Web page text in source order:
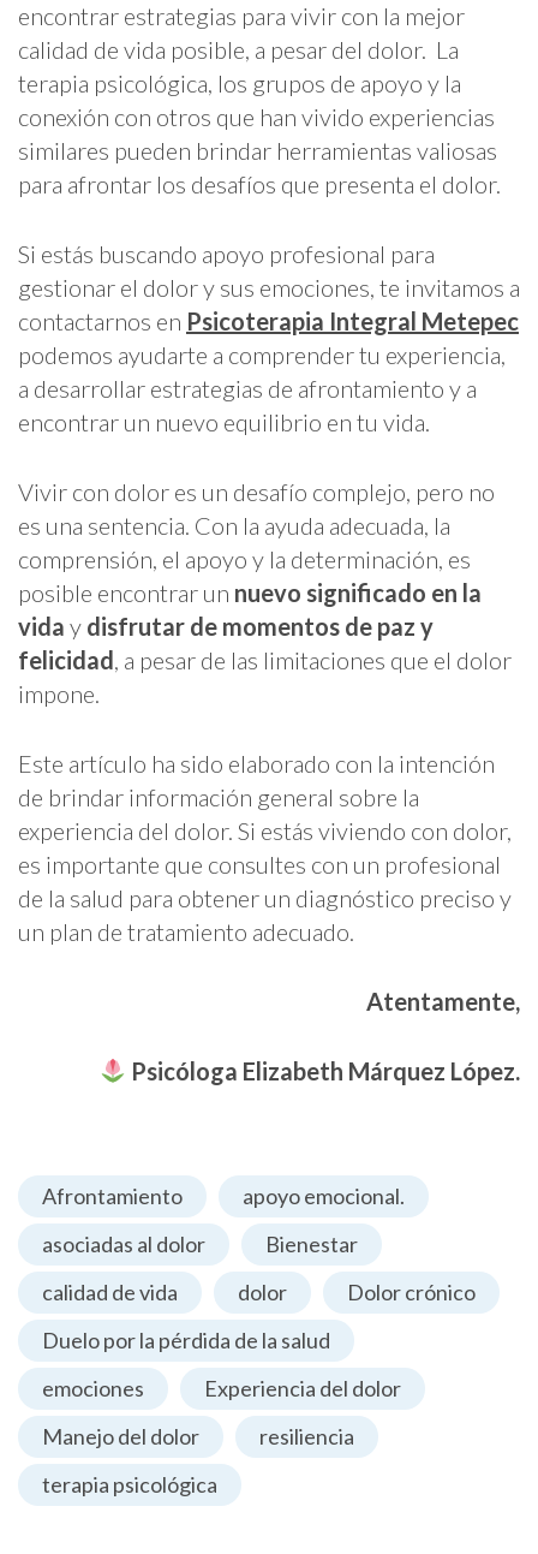
encontrar estrategias para vivir con la mejor
calidad de vida posible, a pesar del dolor. La
terapia psicológica, los grupos de apoyo y la
conexión con otros que han vivido experiencias
similares pueden brindar herramientas valiosas
para afrontar los desafíos que presenta el dolor.
Si estás buscando apoyo profesional para
gestionar el dolor y sus emociones, te invitamos a
contactarnos en Psicoterapia Integral Metepec
podemos ayudarte a comprender tu experiencia,
a desarrollar estrategias de afrontamiento y a
encontrar un nuevo equilibrio en tu vida.
Vivir con dolor es un desafío complejo, pero no
es una sentencia. Con la ayuda adecuada, la
comprensión, el apoyo y la determinación, es
posible encontrar un nuevo significado en la
vida y disfrutar de momentos de paz y
felicidad, a pesar de las limitaciones que el dolor
impone.
Este artículo ha sido elaborado con la intención
de brindar información general sobre la
experiencia del dolor. Si estás viviendo con dolor,
es importante que consultes con un profesional
de la salud para obtener un diagnóstico preciso y
un plan de tratamiento adecuado.
Atentamente,
Psicóloga Elizabeth Márquez López.
Afrontamiento
apoyo emocional.
asociadas al dolor
Bienestar
calidad de vida
dolor
Dolor crónico
Duelo por la pérdida de la salud
emociones
Experiencia del dolor
Manejo del dolor
resiliencia
terapia psicológica